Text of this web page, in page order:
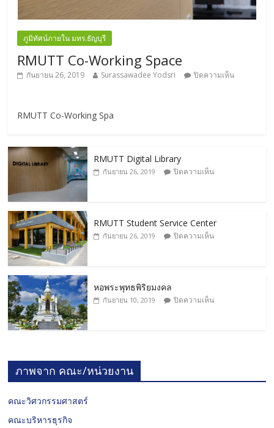
ภูมิทัศน์ภายใน มทร.ธัญบุรี
RMUTT Co-Working Space
กันยายน 26, 2019 Surassawadee Yodsri ปิดความเห็น
RMUTT Co-Working Spa
RMUTT Digital Library
กันยายน 26, 2019 ปิดความเห็น
RMUTT Student Service Center
กันยายน 26, 2019 ปิดความเห็น
หอพระพุทธพิริยมงคล
กันยายน 10, 2019 ปิดความเห็น
ภาพจาก คณะ/หน่วยงาน
คณะวิศวกรรมศาสตร์
คณะบริหารธุรกิจ